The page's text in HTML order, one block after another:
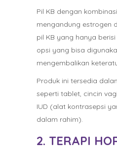
Pil KB dengan
mengandung estrogen
pil KB yang hanya
opsi yang bisa
mengembalikan
Produk ini tersedia
seperti tablet, cincin
IUD (alat kontrasepsi
dalam rahim).
2. TERAPI